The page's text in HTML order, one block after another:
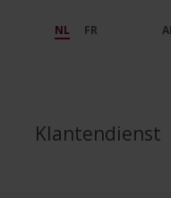
wilde
NL FR
Klantendienst